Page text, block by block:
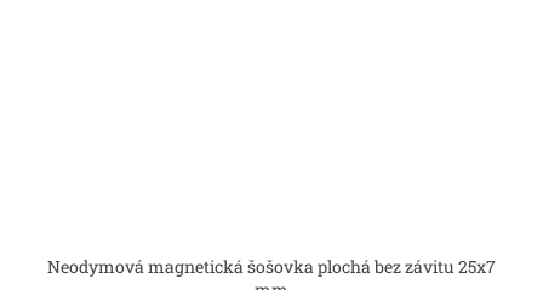
Neodymová magnetická šošovka plochá bez závitu 25x7